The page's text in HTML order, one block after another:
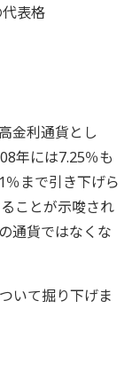
表格
金利通貨とし
年には7.25％も
まで引き下げら
ことが示唆され
通貨ではなくな
いて掘り下げま